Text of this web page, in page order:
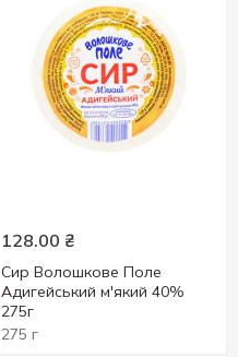
128.00 ₴
Сир Волошкове Поле
Адигейський м'який 40%
275г
275 г